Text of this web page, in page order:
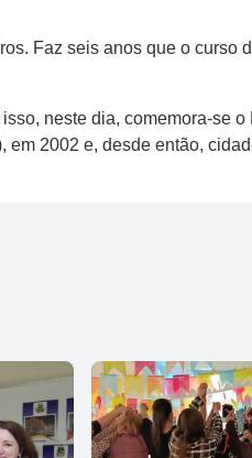
Faz seis anos que o curso
neste dia, comemora-se o
em 2002 e, desde então,